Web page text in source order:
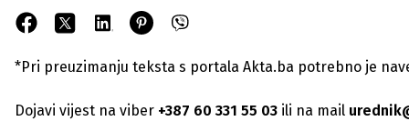
*Pri preuzimanju teksta s portala Akta.ba potrebno je
Dojavi vijest na viber +387 60 331 55 03 ili na mail